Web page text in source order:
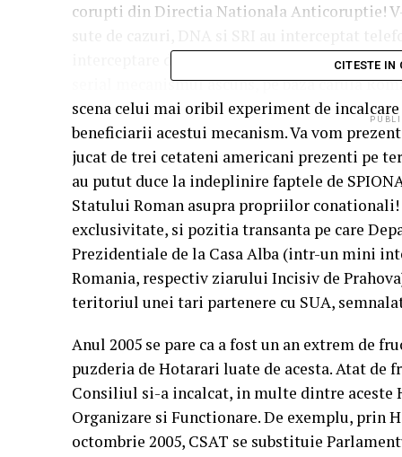
corupti din Directia Nationala Anticoruptie!
interceptare de la vreun judecator. In
serial mecanismul ascuns, pe baza caruia
scena celui mai oribil experiment de
beneficiarii acestui mecanism. Va vom
jucat de trei cetateni americani prezenti pe
au putut duce la indeplinire faptele de
Statului Roman asupra propriilor conationali!
exclusivitate, si pozitia transanta pe care
Prezidentiale de la Casa Alba (intr-un mini
Romania, respectiv ziarului Incisiv de
teritoriul unei tari partenere cu SUA,
Anul 2005 se pare ca a fost un an extrem de
puzderia de Hotarari luate de acesta. Atat de
Consiliul si-a incalcat, in multe dintre
Organizare si Functionare. De exemplu, prin
octombrie 2005, CSAT se substituie
CITESTE IN